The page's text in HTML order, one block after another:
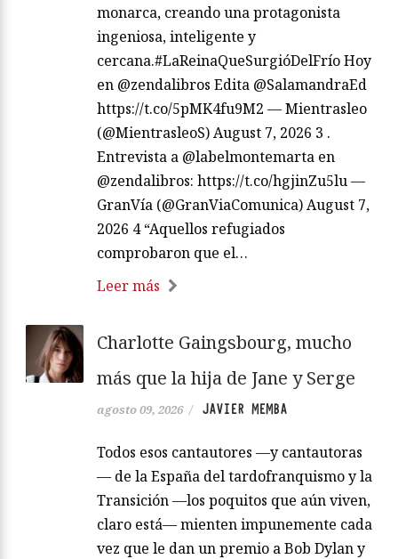
monarca, creando una protagonista
ingeniosa, inteligente y
cercana.#LaReinaQueSurgióDelFrío Hoy
en @zendalibros Edita @SalamandraEd
https://t.co/5pMK4fu9M2 — Mientrasleo
(@MientrasleoS) August 7, 2026 3 .
Entrevista a @labelmontemarta en
@zendalibros: https://t.co/hgjinZu5lu —
GranVía (@GranViaComunica) August 7,
2026 4 “Aquellos refugiados
comprobaron que el…
Leer más
Charlotte Gaingsbourg, mucho
más que la hija de Jane y Serge
agosto 09, 2026 / JAVIER MEMBA
Todos esos cantautores —y cantautoras
— de la España del tardofranquismo y la
Transición —los poquitos que aún viven,
claro está— mienten impunemente cada
vez que le dan un premio a Bob Dylan y